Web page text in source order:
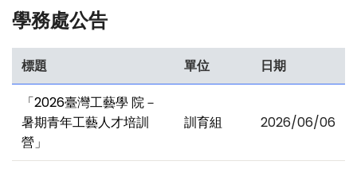
結
學務處公告
標題 單位
日期
「2026臺灣工藝學 院－
暑期青年工藝人才培訓
營」
訓育組 2026/06/06